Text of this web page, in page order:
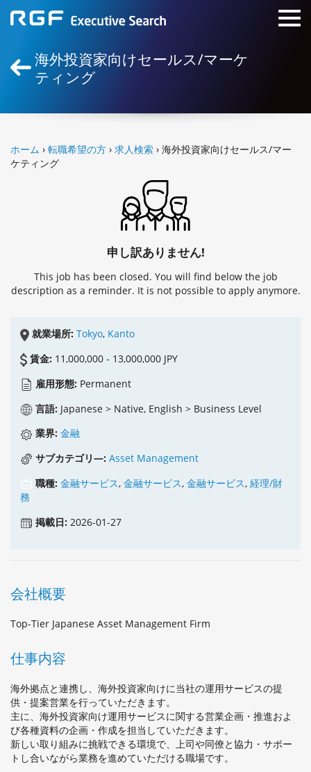
海外投資家向けセールス/マーケ
ティング
ホーム › 転職希望の方 › 求人検索 › 海外投資家向けセールス/マー
ケティング
申し訳ありません!
This job has been closed. You will find below the job
description as a reminder. It is not possible to apply anymore.
就業場所: Tokyo, Kanto
賃金: 11,000,000 - 13,000,000 JPY
雇用形態: Permanent
言語: Japanese > Native, English > Business Level
業界:金融
サブカテゴリ―:Asset Management
職種:金融サービス,金融サービス,金融サービス,経理/財
務
掲載日: 2026-01-27
会社概要
Top-Tier Japanese Asset Management Firm
仕事内容
海外拠点と連携し、海外投資家向けに当社の運用サービスの提
供・提案営業を行っていただきます。
主に、海外投資家向け運用サービスに関する営業企画・推進およ
び各種資料の企画・作成を担当していただきます。
新しい取り組みに挑戦できる環境で、上司や同僚と協力・サポー
トし合いながら業務を進めていただける職場です。